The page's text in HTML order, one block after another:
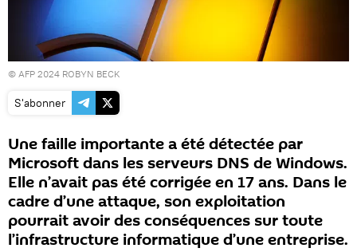
© AFP 2024 ROBYN BECK
S'abonner
Une faille importante a été détectée par
Microsoft dans les serveurs DNS de Windows.
Elle n’avait pas été corrigée en 17 ans. Dans le
cadre d’une attaque, son exploitation
pourrait avoir des conséquences sur toute
l’infrastructure informatique d’une entreprise.